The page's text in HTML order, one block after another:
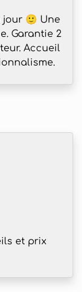
🙂 Une
Garantie 2
Accueil
et prix